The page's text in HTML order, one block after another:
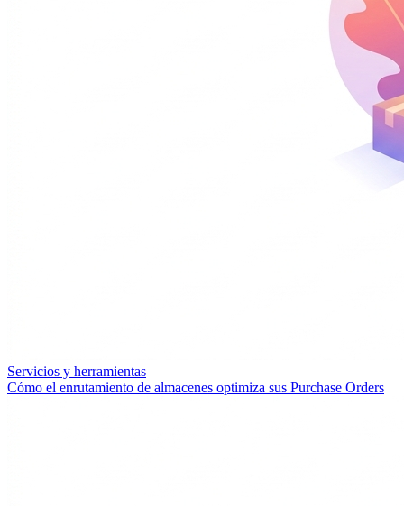
Servicios y herramientas
Cómo el enrutamiento de almacenes optimiza sus Purchase Orders